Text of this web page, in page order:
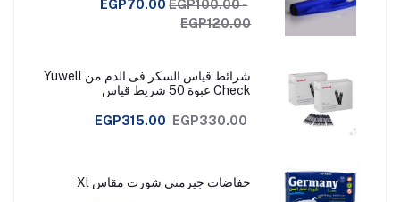
EGP70.00 EGP100.00 -
EGP120.00
شرائط قياس السكر فى الدم من Yuwell
Check عبوة 50 شريط قياس
EGP315.00 EGP330.00
حفاضات جيرمني شورت مقاس Xl